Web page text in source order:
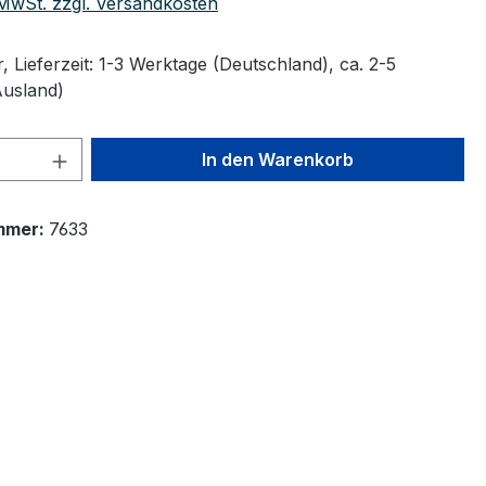
Lieferzeit: 1-3 Werktage (Deutschland), ca. 2-5
Anzahl: Gib den gewünschten Wert
In den Warenkorb
7633